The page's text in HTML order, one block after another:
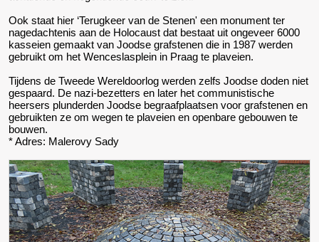
Ook staat hier ‘Terugkeer van de Stenen' een monument ter
nagedachtenis aan de Holocaust dat bestaat uit ongeveer 6000
kasseien gemaakt van Joodse grafstenen die in 1987 werden
gebruikt om het Wenceslasplein in Praag te plaveien.
Tijdens de Tweede Wereldoorlog werden zelfs Joodse doden niet
gespaard. De nazi-bezetters en later het communistische
heersers plunderden Joodse begraafplaatsen voor grafstenen en
gebruikten ze om wegen te plaveien en openbare gebouwen te
bouwen.
* Adres: Malerovy Sady